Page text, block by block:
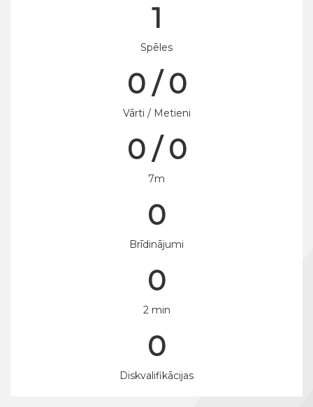
1
Spēles
0 / 0
Vārti / Metieni
0 / 0
7m
0
Brīdinājumi
0
2 min
0
Diskvalifikācijas